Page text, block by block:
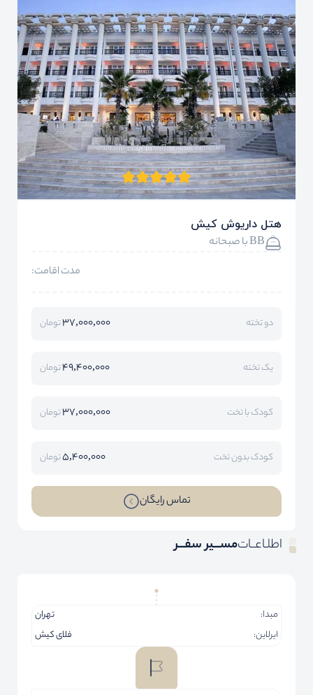
هتل داریوش کیش
BB با صبحانه
مدت اقامت:
دو تخته 37,000,000تومان
یک تخته 49,400,000تومان
کودک با تخت 37,000,000تومان
کودک بدون تخت 5,400,000تومان
تماس رایگان
اطلـاعــاتمســـیر سفـــر
مبدا:
تهران
ایرلاین:
فلای کیش